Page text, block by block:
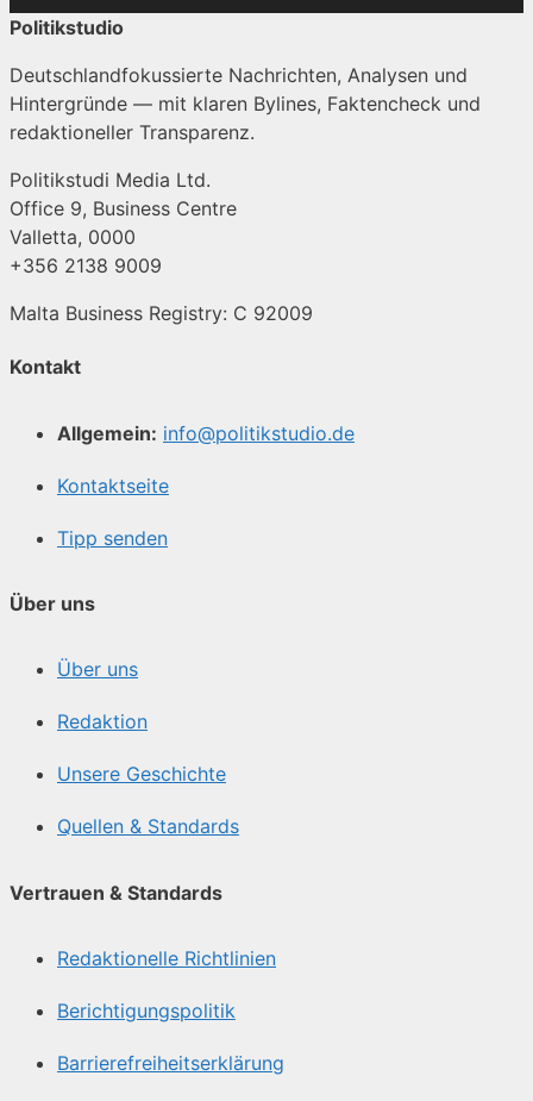
Politikstudio
Deutschlandfokussierte Nachrichten, Analysen und
Hintergründe — mit klaren Bylines, Faktencheck und
redaktioneller Transparenz.
Politikstudi Media Ltd.
Office 9, Business Centre
Valletta, 0000
+356 2138 9009
Malta Business Registry: C 92009
Kontakt
Allgemein: info@politikstudio.de
Kontaktseite
Tipp senden
Über uns
Über uns
Redaktion
Unsere Geschichte
Quellen & Standards
Vertrauen & Standards
Redaktionelle Richtlinien
Berichtigungspolitik
Barrierefreiheitserklärung